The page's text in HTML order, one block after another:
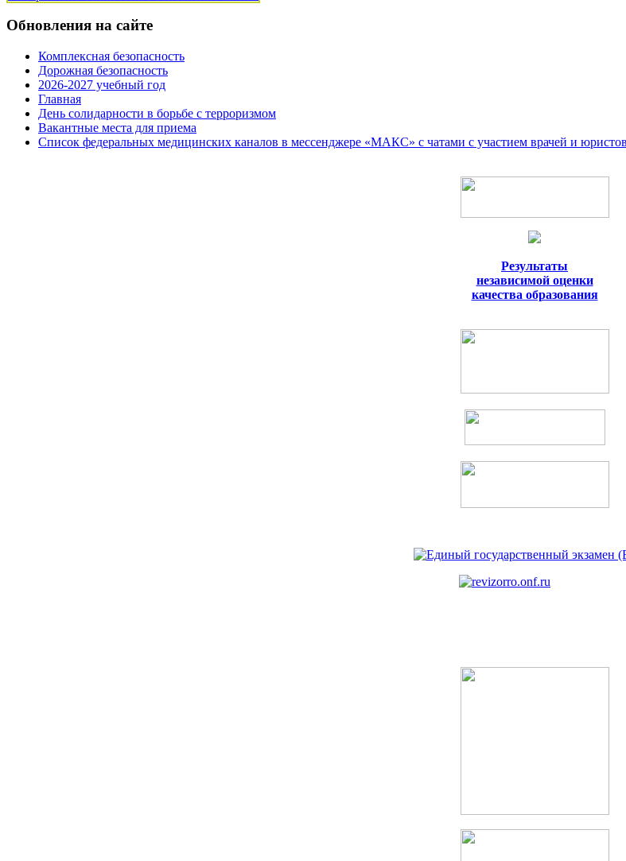
Обновления на сайте
Комплексная безопасность
Дорожная безопасность
2026-2027 учебный год
Главная
День солидарности в борьбе с терроризмом
Вакантные места для приема
Список федеральных медицинских каналов в мессенджере «МАКС» с чатами с участием врачей и юристов
Результаты
независимой оценки
качества образования